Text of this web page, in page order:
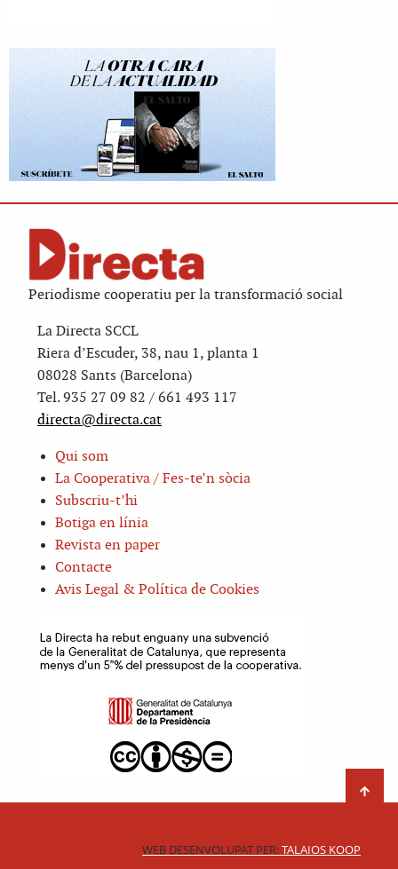
Periodisme cooperatiu per la transformació social
La Directa SCCL
Riera d’Escuder, 38, nau 1, planta 1
08028 Sants (Barcelona)
Tel. 935 27 09 82 / 661 493 117
directa@directa.cat
Qui som
La Cooperativa / Fes-te’n sòcia
Subscriu-t’hi
Botiga en línia
Revista en paper
Contacte
Avis Legal & Política de Cookies
WEB DESENVOLUPAT PER:TALAIOS KOOP